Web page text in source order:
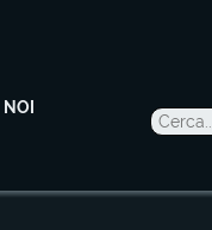
NOI